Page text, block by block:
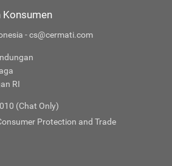
Konsumen
- cs@cermati.com
RI
(Chat Only)
Protection and Trade